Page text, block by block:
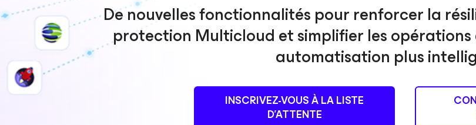
De nouvelles fonctionnalités pour renforcer la
protection Multicloud et simplifier les
automatisation plus
INSCRIVEZ-VOUS À LA LISTE
D’ATTENTE